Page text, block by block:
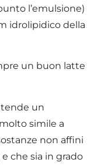
l’emulsione)
idrolipidico della
un buon latte
un
simile a
non affini
che sia in grado